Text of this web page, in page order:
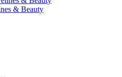
& Beauty